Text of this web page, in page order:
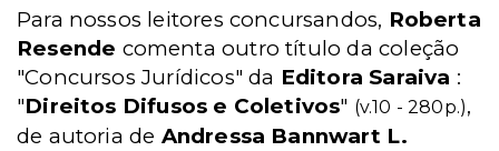
Para nossos leitores concursandos, Roberta
Resende comenta outro título da coleção
"Concursos Jurídicos" da Editora Saraiva :
"Direitos Difusos e Coletivos" (v.10 - 280p.),
de autoria de Andressa Bannwart L.